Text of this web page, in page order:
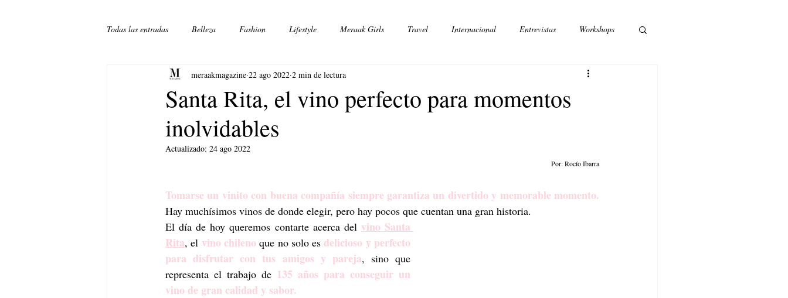
Todas las entradas Belleza Fashion Lifestyle Meraak Girls Travel Internacional Entrevistas Workshops
Música. Arte
Santa Rita, el vino perfecto para momentos
inolvidables
meraakmagazine 22 ago 2022 2 min de lectura
Actualizado: 24 ago 2022
Por: Rocío Ibarra
Tomarse un vinito con buena compañía siempre garantiza un divertido y memorable momento.
Hay muchísimos vinos de donde elegir, pero hay pocos que cuentan una gran historia.
El día de hoy queremos contarte acerca del vino Santa
Rita, el vino chileno que no solo es delicioso y perfecto
para disfrutar con tus amigos y pareja, sino que
representa el trabajo de 135 años para conseguir un
vino de gran calidad y sabor.